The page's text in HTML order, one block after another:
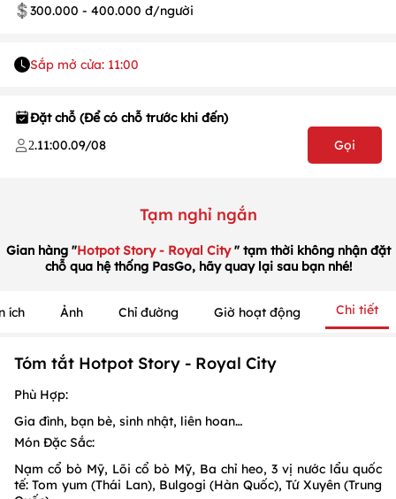
300.000 - 400.000 đ/người
Sắp mở cửa: 11:00
Đặt chỗ (Để có chỗ trước khi đến)
2.11:00.09/08 Gọi
Tạm nghỉ ngắn
Gian hàng "Hotpot Story - Royal City" tạm thời không nhận đặt
chỗ qua hệ thống PasGo, hãy quay lại sau bạn nhé!
ích Ảnh Chỉ đường Giờ hoạt động Chi tiết
Tóm tắt Hotpot Story - Royal City
Phù Hợp:
Gia đình, bạn bè, sinh nhật, liên hoan…
Món Đặc Sắc:
Nạm cổ bò Mỹ, Lõi cổ bò Mỹ, Ba chỉ heo, 3 vị nước lẩu quốc
tế: Tom yum (Thái Lan), Bulgogi (Hàn Quốc), Tứ Xuyên (Trung
1